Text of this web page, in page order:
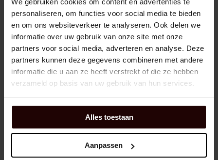
We gebruiken cookies om content en advertenties te
personaliseren, om functies voor social media te bieden
en om ons websiteverkeer te analyseren. Ook delen we
informatie over uw gebruik van onze site met onze
partners voor social media, adverteren en analyse. Deze
partners kunnen deze gegevens combineren met andere
informatie die u aan ze heeft verstrekt of die ze hebben
verzameld op basis van uw gebruik van hun services.
Alles toestaan
Aanpassen
PALIER-Y SY 513 M SKF
Dexis NR: 01190874
EAN: 7316577060808
Marque: SKF